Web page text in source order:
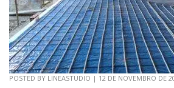
POSTED BY LINEASTUDIO | 12 DE NOVEMBRO DE